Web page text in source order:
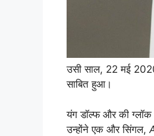
उसी साल, 22 मई
साबित हुआ।
यंग डॉल्फ और की
उन्होंने एक और सिंगल,